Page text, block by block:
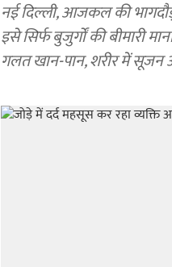
नई दिल्ली, आजकल की
इसे सिर्फ बुजुर्गों की बीमारी
गलत खान-पान, शरीर में सूजन